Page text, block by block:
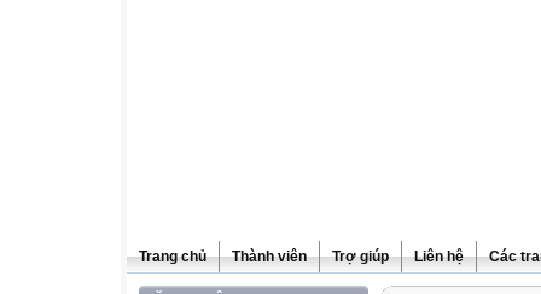
Trang chủ Thành viên Trợ giúp Liên hệ Các